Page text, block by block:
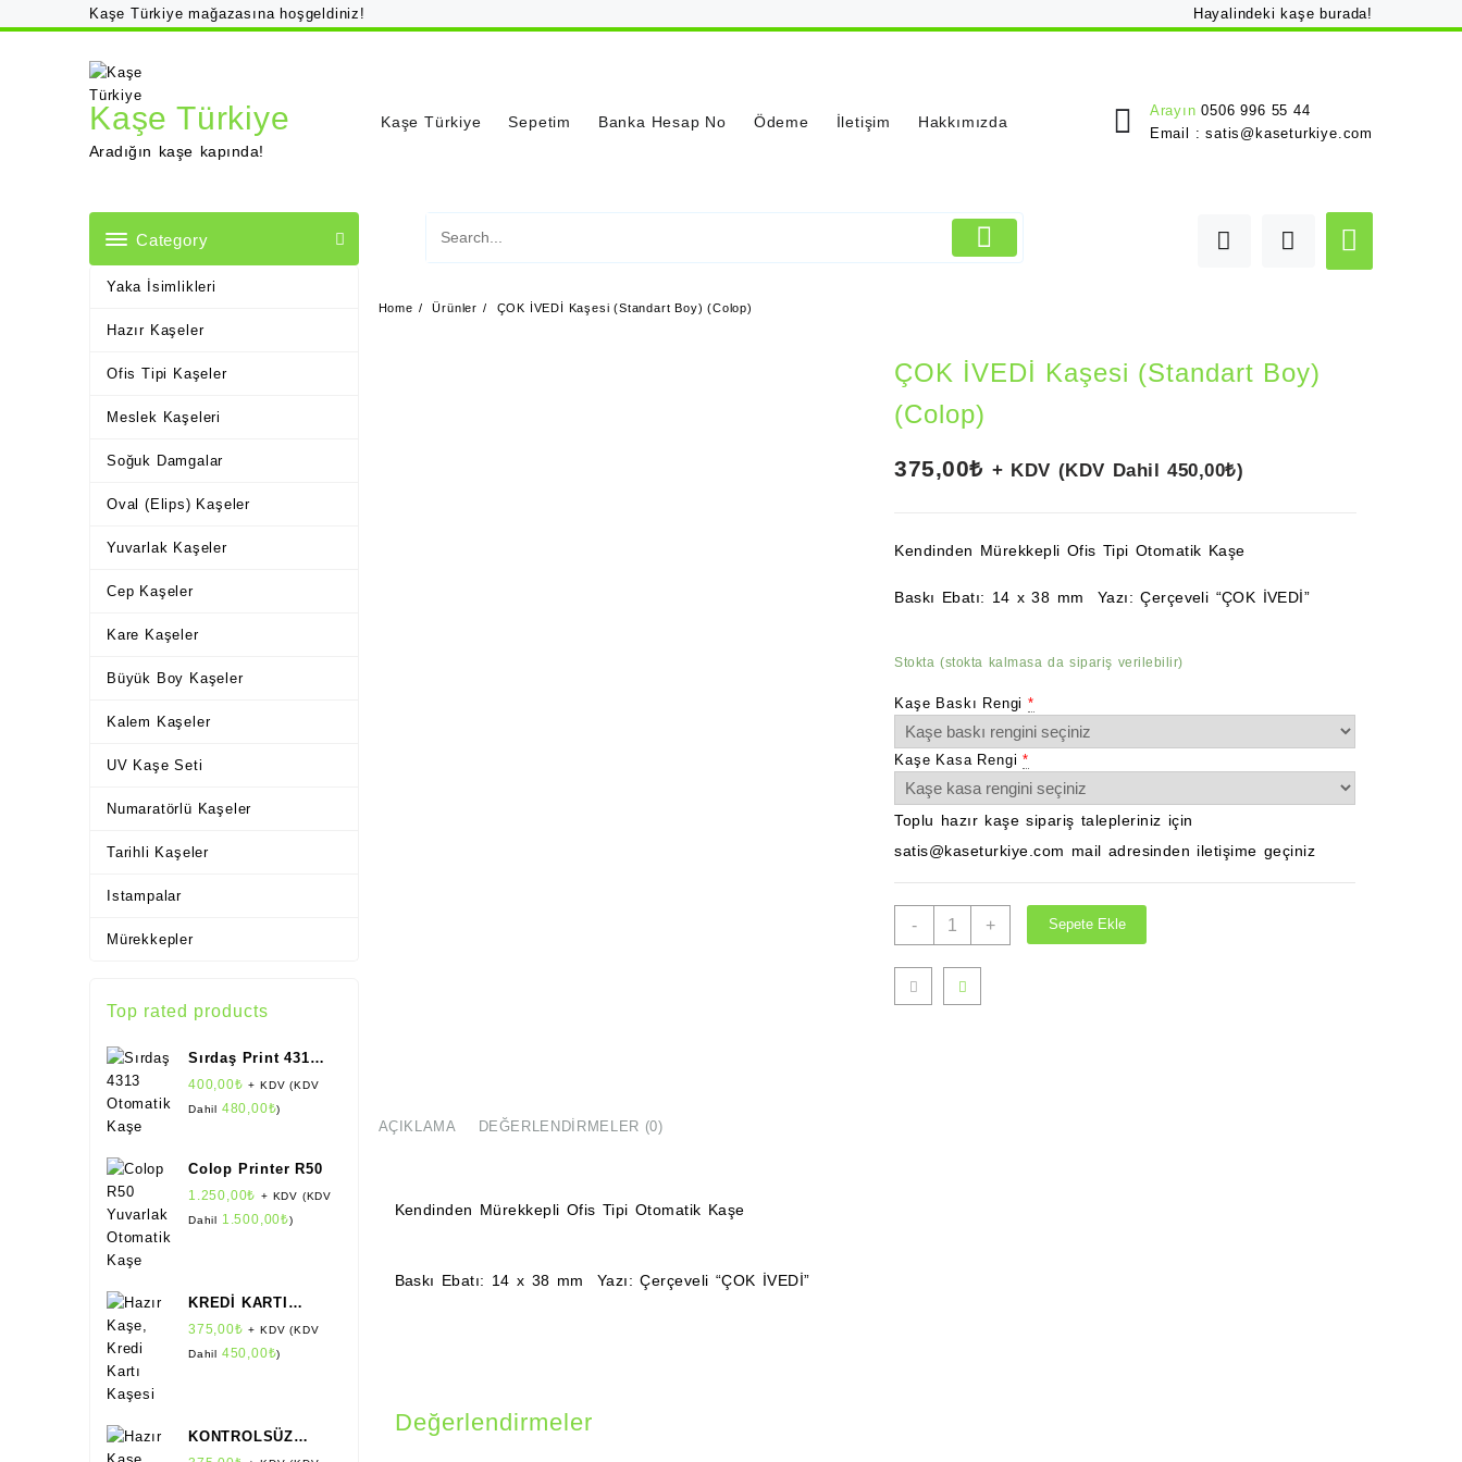
to
Kaşe Türkiye mağazasına hoşgeldiniz! Hayalindeki kaşe burada!
Kaşe Türkiye
Aradığın kaşe kapında!
Kaşe Türkiye Sepetim Banka Hesap No Ödeme İletişim Hakkımızda
Arayın 0506 996 55 44
Email :satis@kaseturkiye.com
Category
Yaka İsimlikleri
Hazır Kaşeler
Ofis Tipi Kaşeler
Meslek Kaşeleri
Soğuk Damgalar
Oval (Elips) Kaşeler
Yuvarlak Kaşeler
Cep Kaşeler
Kare Kaşeler
Büyük Boy Kaşeler
Kalem Kaşeler
UV Kaşe Seti
Numaratörlü Kaşeler
Tarihli Kaşeler
Istampalar
Mürekkepler
Home Ürünler ÇOK İVEDİ Kaşesi (Standart Boy) (Colop)
ÇOK İVEDİ Kaşesi (Standart Boy)
(Colop)
375,00₺ + KDV (KDV Dahil450,00₺)
Kendinden Mürekkepli Ofis Tipi Otomatik Kaşe
Baskı Ebatı: 14 x 38 mm Yazı: Çerçeveli “ÇOK İVEDİ”
Stokta (stokta kalmasa da sipariş verilebilir)
Kaşe Baskı Rengi *
Kaşe Kasa Rengi *
Toplu hazır kaşe sipariş talepleriniz için
satis@kaseturkiye.com mail adresinden iletişime geçiniz
-
ÇOK
(Standart
Boy)
+ Sepete Ekle
AÇIKLAMA DEĞERLENDIRMELER (0)
Kendinden Mürekkepli Ofis Tipi Otomatik Kaşe
Baskı Ebatı: 14 x 38 mm Yazı: Çerçeveli “ÇOK İVEDİ”
Değerlendirmeler
Top rated products
Sırdaş Print 4313 /
913
400,00₺ + KDV (KDV
Dahil 480,00₺)
Colop Printer R50
1.250,00₺ + KDV (KDV
Dahil 1.500,00₺)
KREDİ KARTI
Kaşesi (Standart
Boy) (Colop)
375,00₺ + KDV (KDV
Dahil 450,00₺)
KONTROLSÜZ